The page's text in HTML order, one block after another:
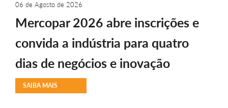
06 de Agosto de 2026
Mercopar 2026 abre inscrições e
convida a indústria para quatro
dias de negócios e inovação
SAIBA MAIS